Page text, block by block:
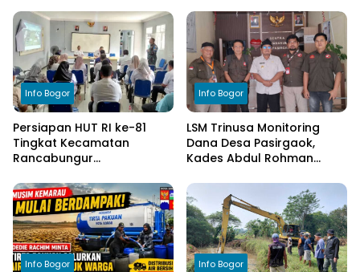
Info Bogor
Persiapan HUT RI ke-81
Tingkat Kecamatan
Rancabungur
Cimulang, Libatkan Seluruh
Elemen Masyarakat
Info Bogor
LSM Trinusa Monitoring
Dana Desa Pasirgaok,
Kades Abdul Rohman
Transparansi Pengelolaan
Anggaran
Info Bogor Info Bogor